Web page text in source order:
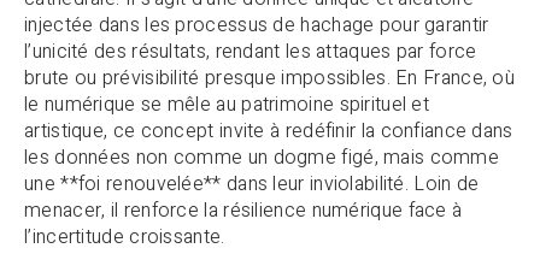
injectée dans les processus de hachage pour garantir
l’unicité des résultats, rendant les attaques par force
brute ou prévisibilité presque impossibles. En France, où
le numérique se mêle au patrimoine spirituel et
artistique, ce concept invite à redéfinir la confiance dans
les données non comme un dogme figé, mais comme
une **foi renouvelée** dans leur inviolabilité. Loin de
menacer, il renforce la résilience numérique face à
l’incertitude croissante.